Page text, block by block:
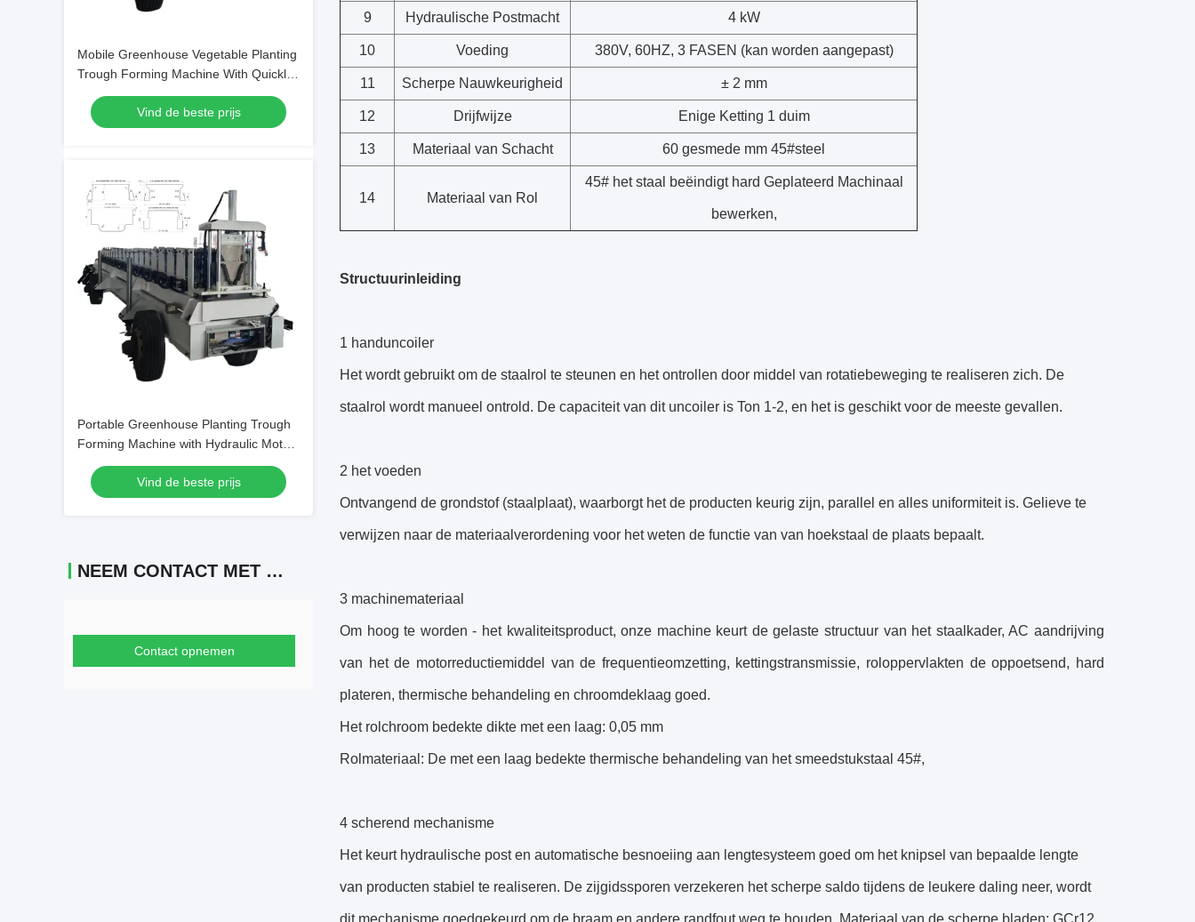
Mobile Greenhouse Vegetable Planting
Trough Forming Machine With Quickly
And Efficiently 5.5KW Hydraulic Motor
Vind de beste prijs
Portable Greenhouse Planting Trough
Forming Machine with Hydraulic Motor
5.5KW 380V/50Hz/3Phase and 45#
Steel ShaftVind de beste prijs
NEEM CONTACT MET ONS OP
Contact opnemen
9 Hydraulische Postmacht 4 kW
10 Voeding 380V, 60HZ, 3 FASEN (kan worden aangepast)
11 Scherpe Nauwkeurigheid ± 2 mm
12 Drijfwijze Enige Ketting 1 duim
13 Materiaal van Schacht 60 gesmede mm 45#steel
14 Materiaal van Rol
45# het staal beëindigt hard Geplateerd Machinaal
bewerken,
Structuurinleiding
1 handuncoiler
Het wordt gebruikt om de staalrol te steunen en het ontrollen door middel van rotatiebeweging te realiseren zich. De
staalrol wordt manueel ontrold. De capaciteit van dit uncoiler is Ton 1-2, en het is geschikt voor de meeste gevallen.
2 het voeden
Ontvangend de grondstof (staalplaat), waarborgt het de producten keurig zijn, parallel en alles uniformiteit is. Gelieve te
verwijzen naar de materiaalverordening voor het weten de functie van van hoekstaal de plaats bepaalt.
3 machinemateriaal
Om hoog te worden - het kwaliteitsproduct, onze machine keurt de gelaste structuur van het staalkader, AC aandrijving
van het de motorreductiemiddel van de frequentieomzetting, kettingstransmissie, roloppervlakten de oppoetsend, hard
plateren, thermische behandeling en chroomdeklaag goed.
Het rolchroom bedekte dikte met een laag: 0,05 mm
Rolmateriaal: De met een laag bedekte thermische behandeling van het smeedstukstaal 45#,
4 scherend mechanisme
Het keurt hydraulische post en automatische besnoeiing aan lengtesysteem goed om het knipsel van bepaalde lengte
van producten stabiel te realiseren. De zijgidssporen verzekeren het scherpe saldo tijdens de leukere daling neer, wordt
dit mechanisme goedgekeurd om de braam en andere randfout weg te houden. Materiaal van de scherpe bladen: GCr12,